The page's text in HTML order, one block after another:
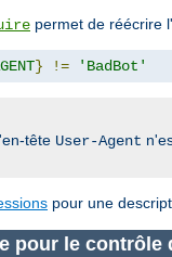
permet de réécrire
} != 'BadBot'
tête User-Agent
pour une
pour le contrôle